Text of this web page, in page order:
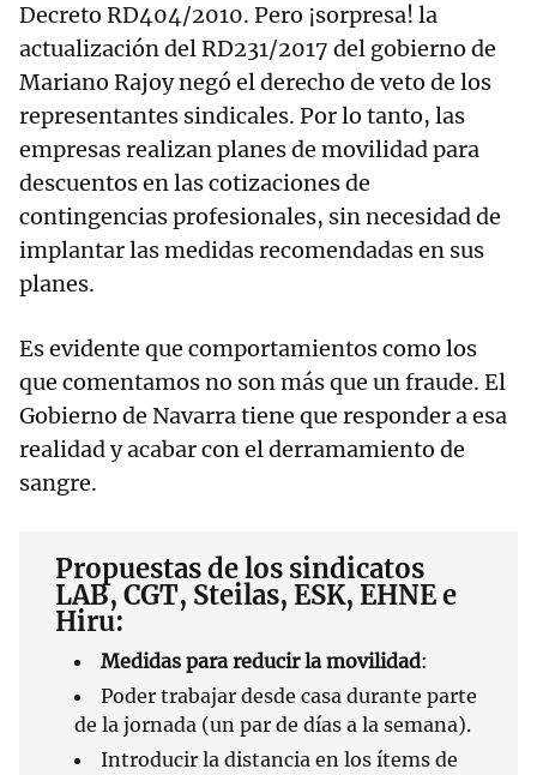
Decreto RD404/2010. Pero ¡sorpresa! la
actualización del RD231/2017 del gobierno de
Mariano Rajoy negó el derecho de veto de los
representantes sindicales. Por lo tanto, las
empresas realizan planes de movilidad para
descuentos en las cotizaciones de
contingencias profesionales, sin necesidad de
implantar las medidas recomendadas en sus
planes.
Es evidente que comportamientos como los
que comentamos no son más que un fraude. El
Gobierno de Navarra tiene que responder a esa
realidad y acabar con el derramamiento de
sangre.
Propuestas de los sindicatos
LAB, CGT, Steilas, ESK, EHNE e
Hiru:
Medidas para reducir la movilidad:
Poder trabajar desde casa durante parte
de la jornada (un par de días a la semana).
Introducir la distancia en los ítems de